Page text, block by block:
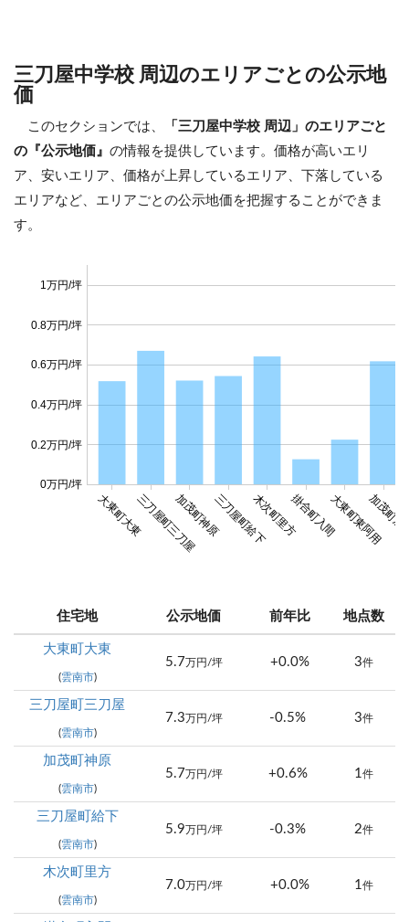
三刀屋中学校 周辺のエリアごとの公示地
価
このセクションでは、
「三刀屋中学校 周辺」のエリアごと
の『公示地価』 の情報を提供しています。価格が高いエリ
ア、安いエリア、価格が上昇しているエリア、下落している
エリアなど、エリアごとの公示地価を把握することができま
す。
大東町大東三刀屋町三刀屋加茂町神原三刀屋町給下木次町里方掛合町入間大東町東阿用
加茂町
0万円/坪
0.2万円/坪
0.4万円/坪
0.6万円/坪
0.8万円/坪
1万円/坪
住宅地 公示地価 前年比 地点数
大東町大東
(雲南市)
5.7 万円/坪 +0.0% 3件
三刀屋町三刀屋
(雲南市)
7.3 万円/坪 -0.5% 3件
加茂町神原
(雲南市)
5.7 万円/坪 +0.6% 1件
三刀屋町給下
(雲南市)
5.9 万円/坪 -0.3% 2件
木次町里方
(雲南市)
7.0万円/坪 +0.0% 1件